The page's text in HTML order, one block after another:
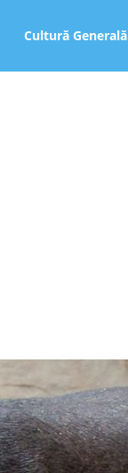
Cultură Generală